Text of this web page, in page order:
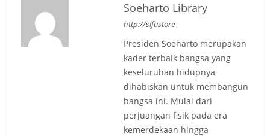
Soeharto Library
http://sifastore
Presiden Soeharto merupakan
kader terbaik bangsa yang
keseluruhan hidupnya
dihabiskan untuk membangun
bangsa ini. Mulai dari
perjuangan fisik pada era
kemerdekaan hingga